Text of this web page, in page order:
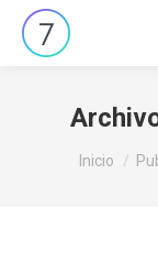
Estás aquí:
Inicio